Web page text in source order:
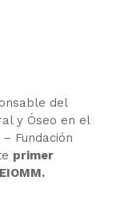
del
y Óseo en el
Fundación
primer